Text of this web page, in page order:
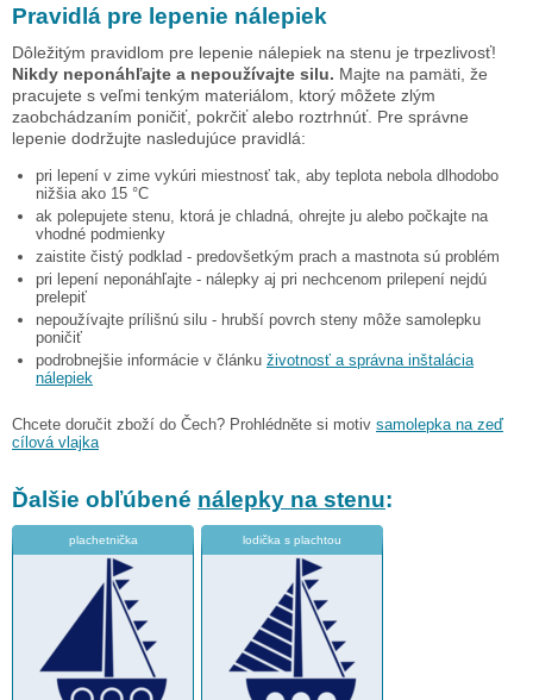
Pravidlá pre lepenie nálepiek
Dôležitým pravidlom pre lepenie nálepiek na stenu je trpezlivosť!
Nikdy neponáhľajte a nepoužívajte silu. Majte na pamäti, že
pracujete s veľmi tenkým materiálom, ktorý môžete zlým
zaobchádzaním poničiť, pokrčiť alebo roztrhnúť. Pre správne
lepenie dodržujte nasledujúce pravidlá:
pri lepení v zime vykúri miestnosť tak, aby teplota nebola dlhodobo
nižšia ako 15 °C
ak polepujete stenu, ktorá je chladná, ohrejte ju alebo počkajte na
vhodné podmienky
zaistite čistý podklad - predovšetkým prach a mastnota sú problém
pri lepení neponáhľajte - nálepky aj pri nechcenom prilepení nejdú
prelepiť
nepoužívajte prílišnú silu - hrubší povrch steny môže samolepku
poničiť
podrobnejšie informácie v článku životnosť a správna inštalácia
nálepiek
Chcete doručit zboží do Čech? Prohlédněte si motiv samolepka na zeď
cílová vlajka
Ďalšie obľúbené nálepky na stenu:
plachetnička lodička s plachtou